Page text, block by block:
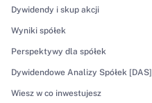
Dywidendy i skup akcji
Wyniki spółek
Perspektywy dla spółek
Dywidendowe Analizy Spółek [DAS]
Wiesz w co inwestujesz